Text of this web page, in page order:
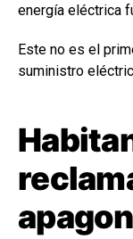
energía eléctrica
Este no es el
suministro